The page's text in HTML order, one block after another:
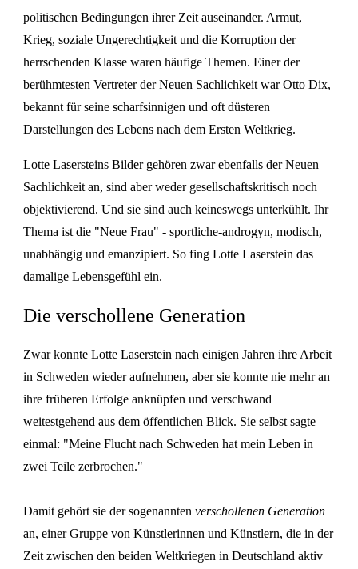
politischen Bedingungen ihrer Zeit auseinander. Armut,
Krieg, soziale Ungerechtigkeit und die Korruption der
herrschenden Klasse waren häufige Themen. Einer der
berühmtesten Vertreter der Neuen Sachlichkeit war Otto Dix,
bekannt für seine scharfsinnigen und oft düsteren
Darstellungen des Lebens nach dem Ersten Weltkrieg.
Lotte Lasersteins Bilder gehören zwar ebenfalls der Neuen
Sachlichkeit an, sind aber weder gesellschaftskritisch noch
objektivierend. Und sie sind auch keineswegs unterkühlt. Ihr
Thema ist die "Neue Frau" - sportliche-androgyn, modisch,
unabhängig und emanzipiert. So fing Lotte Laserstein das
damalige Lebensgefühl ein.
Die verschollene Generation
Zwar konnte Lotte Laserstein nach einigen Jahren ihre Arbeit
in Schweden wieder aufnehmen, aber sie konnte nie mehr an
ihre früheren Erfolge anknüpfen und verschwand
weitestgehend aus dem öffentlichen Blick. Sie selbst sagte
einmal: "Meine Flucht nach Schweden hat mein Leben in
zwei Teile zerbrochen."
Damit gehört sie der sogenannten verschollenen Generation
an, einer Gruppe von Künstlerinnen und Künstlern, die in der
Zeit zwischen den beiden Weltkriegen in Deutschland aktiv